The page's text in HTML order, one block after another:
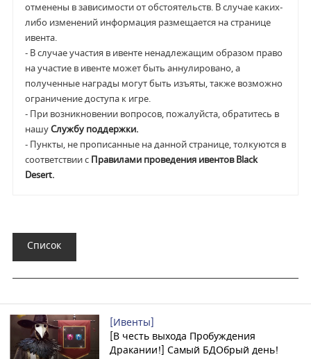
отменены в зависимости от обстоятельств. В случае каких-
либо изменений информация размещается на странице
ивента.
- В случае участия в ивенте ненадлежащим образом право
на участие в ивенте может быть аннулировано, а
полученные награды могут быть изъяты, также возможно
ограничение доступа к игре.
- При возникновении вопросов, пожалуйста, обратитесь в
нашуСлужбу поддержки.
- Пункты, не прописанные на данной странице, толкуются в
соответствии с Правилами проведения ивентов Black
Desert.
Список
[Ивенты]
[В честь выхода Пробуждения
Дракании!] Самый БДОбрый день!